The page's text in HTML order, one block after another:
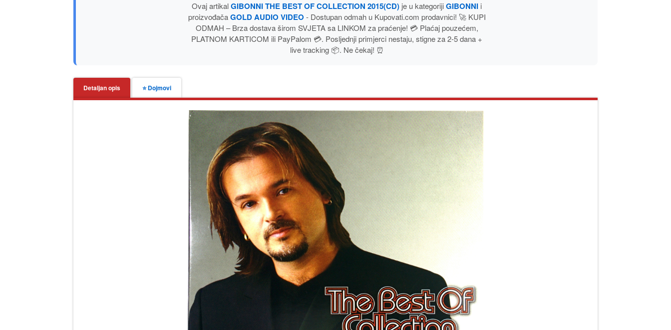
Ovaj artikalGIBONNI THE BEST OF COLLECTION 2015(CD) je u kategorijiGIBONNI i
proizvođačaGOLD AUDIO VIDEO - Dostupan odmah u Kupovati.com prodavnici! 🚀 KUPI
ODMAH – Brza dostava širom SVJETA sa LINKOM za praćenje! 💳 Plaćaj pouzećem,
PLATNOM KARTICOM ili PayPalom 💳. Posljednji primjerci nestaju, stigne za 2-5 dana +
live tracking 📦. Ne čekaj! ⏰
Detaljan opis ⭐ Dojmovi